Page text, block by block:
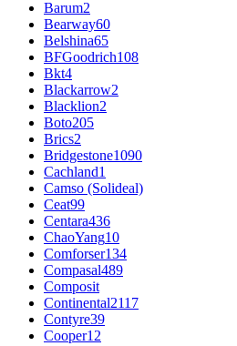
Barum2
Bearway60
Belshina65
BFGoodrich108
Bkt4
Blackarrow2
Blacklion2
Boto205
Brics2
Bridgestone1090
Cachland1
Camso (Solideal)
Ceat99
Centara436
ChaoYang10
Comforser134
Compasal489
Composit
Continental2117
Contyre39
Cooper12